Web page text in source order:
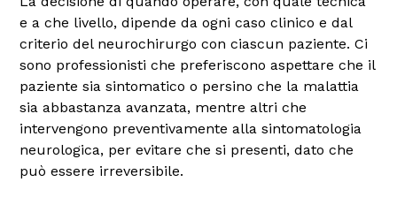
e a che livello, dipende da ogni caso clinico e dal
criterio del neurochirurgo con ciascun paziente. Ci
sono professionisti che preferiscono aspettare che il
paziente sia sintomatico o persino che la malattia
sia abbastanza avanzata, mentre altri che
intervengono preventivamente alla sintomatologia
neurologica, per evitare che si presenti, dato che
può essere irreversibile.